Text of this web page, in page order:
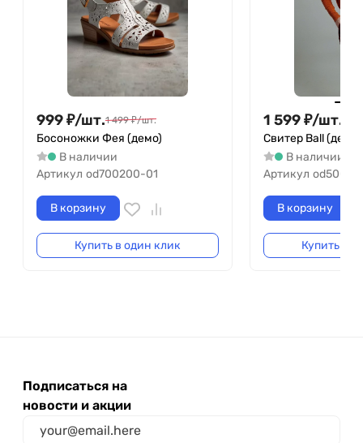
999₽/шт.1 499 ₽/шт.
Босоножки Фея (демо)
В наличии
Артикул od700200-01
В корзину
Купить в один клик
1 599₽/шт.
Свитер Ball (демо)
В наличии
Артикул
В корзину
Купить в
Подписаться на
новости и акции